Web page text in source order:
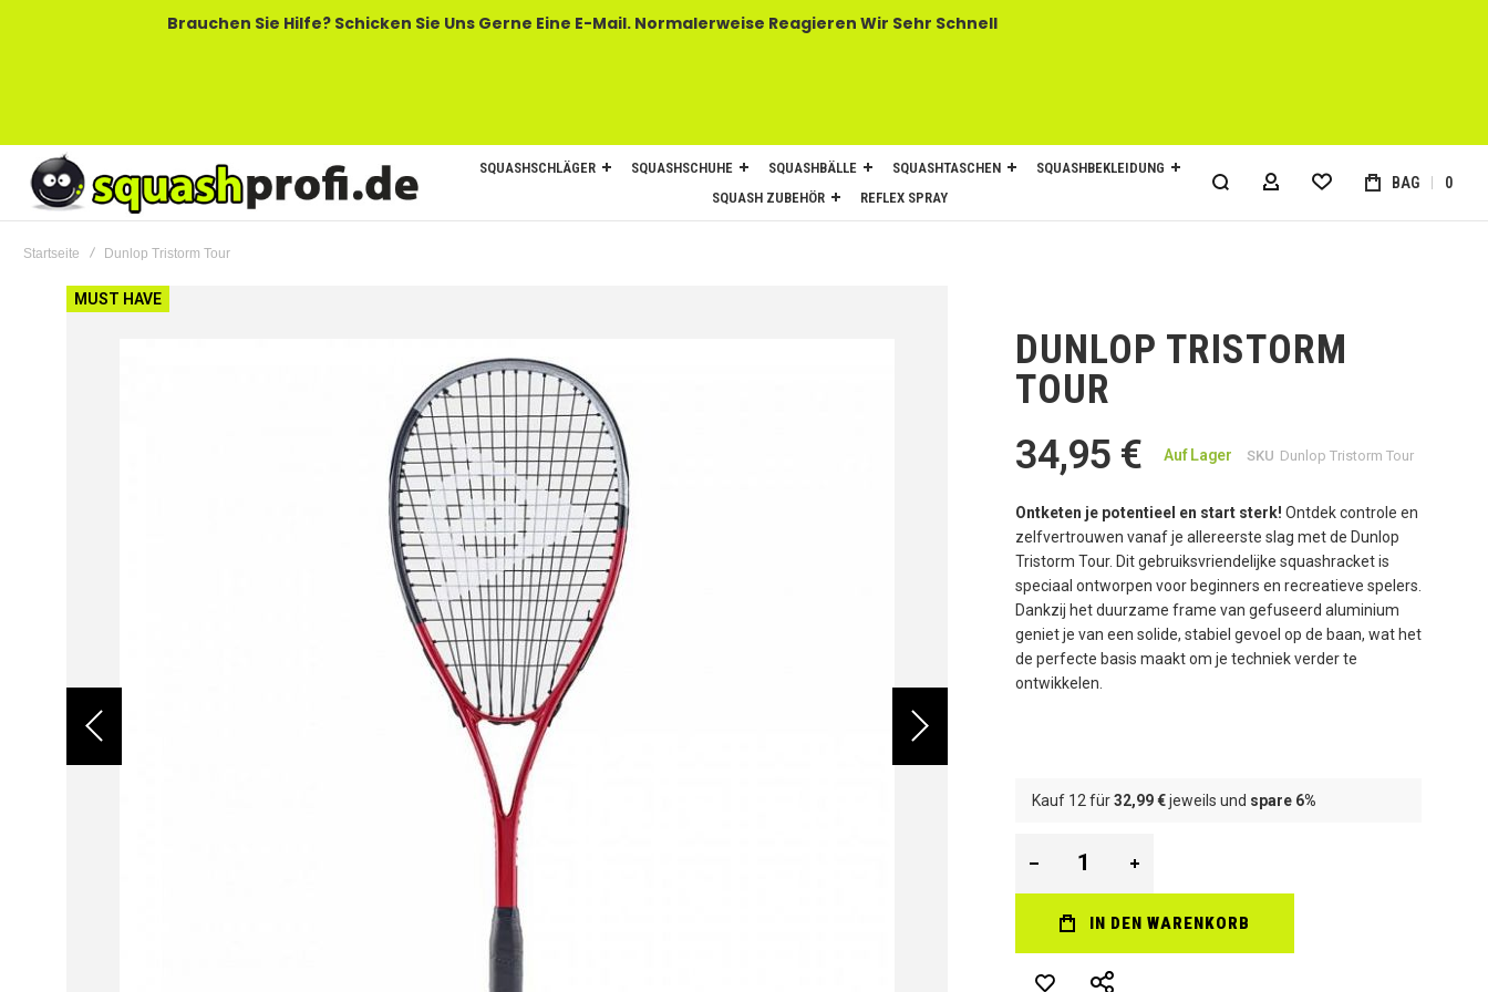
Brauchen Sie Hilfe? Schicken Sie Uns Gerne Eine E-Mail. Normalerweise Reagieren Wir Sehr Schnell
SQUASHSCHLÄGER SQUASHSCHUHE SQUASHBÄLLE SQUASHTASCHEN
SQUASHBEKLEIDUNG
SQUASH ZUBEHÖR
REFLEX SPRAY MY ACCOUNT BAG 0
Startseite Dunlop Tristorm Tour
Zum
Ende
MUST HAVE
DUNLOP TRISTORM
TOUR
34,95 €
Auf Lager SKU Dunlop Tristorm Tour
Ontketen je potentieel en start sterk! Ontdek controle en
zelfvertrouwen vanaf je allereerste slag met de Dunlop
Tristorm Tour. Dit gebruiksvriendelijke squashracket is
speciaal ontworpen voor beginners en recreatieve spelers.
Dankzij het duurzame frame van gefuseerd aluminium
geniet je van een solide, stabiel gevoel op de baan, wat het
de perfecte basis maakt om je techniek verder te
ontwikkelen.
Kauf 12 für32,99 €jeweils und spare6%
IN DEN WARENKORB